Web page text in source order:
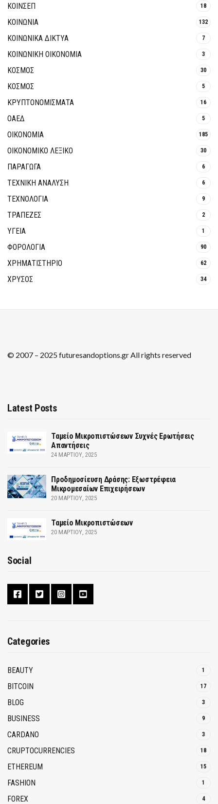
ΚΟΙΝΣΕΠ 18
ΚΟΙΝΩΝΙΑ 132
ΚΟΙΝΩΝΙΚΆ ΔΊΚΤΥΑ 7
ΚΟΙΝΩΝΙΚΉ ΟΙΚΟΝΟΜΊΑ 3
ΚΟΣΜΟΣ 30
ΚΟΣΜΟΣ 5
ΚΡΥΠΤΟΝΟΜΊΣΜΑΤΑ 16
ΟΑΕΔ 5
ΟΙΚΟΝΟΜΙΑ 185
ΟΙΚΟΝΟΜΙΚΟ ΛΕΞΙΚΟ 30
ΠΑΡΑΓΩΓΑ 6
ΤΕΧΝΙΚΗ ΑΝΑΛΥΣΗ 6
ΤΕΧΝΟΛΟΓΙΑ 9
ΤΡΆΠΕΖΕΣ 2
ΥΓΕΙΑ 1
ΦΟΡΟΛΟΓΙΑ 90
ΧΡΗΜΑΤΙΣΤΗΡΙΟ 62
ΧΡΥΣΟΣ 34
© 2007 – 2025 futuresandoptions.gr All rights reserved
Latest Posts
Ταμείο Μικροπιστώσεων Συχνές Ερωτήσεις
Απαντήσεις
24 ΜΑΡΤΊΟΥ, 2025
Προδημοσίευση Δράσης: Εξωστρέφεια
Μικρομεσαίων Επιχειρήσεων
20 ΜΑΡΤΊΟΥ, 2025
Ταμείο Μικροπιστώσεων
20 ΜΑΡΤΊΟΥ, 2025
Social
Categories
BEAUTY 1
BITCOIN 17
BLOG 3
BUSINESS 9
CARDANO 3
CRUPTOCURRENCIES 18
ETHEREUM 15
FASHION 1
FOREX 4